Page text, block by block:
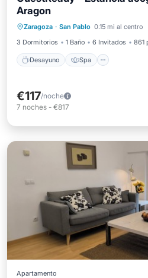
Aragon
Zaragoza · San Pablo 0.15 mi al centro
3 Dormitorios
1 Baño 6 Invitados 861
Desayuno Spa
Aire acondicionado
€117/noche
7 noches - €817
Apartamento